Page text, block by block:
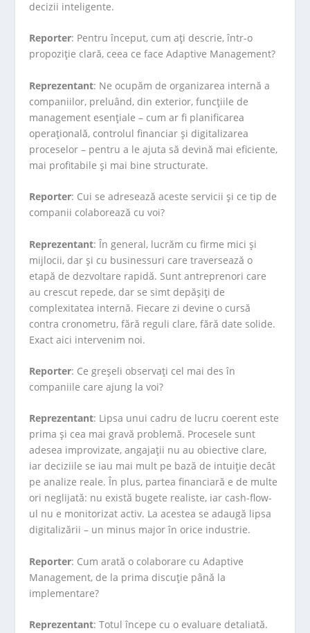
decizii inteligente.
Reporter: Pentru început, cum ați descrie, într-o
propoziție clară, ceea ce face Adaptive Management?
Reprezentant: Ne ocupăm de organizarea internă a
companiilor, preluând, din exterior, funcțiile de
management esențiale – cum ar fi planificarea
operațională, controlul financiar și digitalizarea
proceselor – pentru a le ajuta să devină mai eficiente,
mai profitabile și mai bine structurate.
Reporter: Cui se adresează aceste servicii și ce tip de
companii colaborează cu voi?
Reprezentant: În general, lucrăm cu firme mici și
mijlocii, dar și cu businessuri care traversează o
etapă de dezvoltare rapidă. Sunt antreprenori care
au crescut repede, dar se simt depășiți de
complexitatea internă. Fiecare zi devine o cursă
contra cronometru, fără reguli clare, fără date solide.
Exact aici intervenim noi.
Reporter: Ce greșeli observați cel mai des în
companiile care ajung la voi?
Reprezentant: Lipsa unui cadru de lucru coerent este
prima și cea mai gravă problemă. Procesele sunt
adesea improvizate, angajații nu au obiective clare,
iar deciziile se iau mai mult pe bază de intuiție decât
pe analize reale. În plus, partea financiară e de multe
ori neglijată: nu există bugete realiste, iar cash-flow-
ul nu e monitorizat activ. La acestea se adaugă lipsa
digitalizării – un minus major în orice industrie.
Reporter: Cum arată o colaborare cu Adaptive
Management, de la prima discuție până la
implementare?
Reprezentant: Totul începe cu o evaluare detaliată.